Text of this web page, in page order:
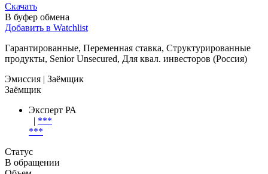
Скачать
В буфер обмена
Добавить в Watchlist
Гарантированные, Переменная ставка, Структурированные
продукты, Senior Unsecured, Для квал. инвесторов (Россия)
Эмиссия | Заёмщик
Заёмщик
Эксперт РА
| ***
***
Статус
В обращении